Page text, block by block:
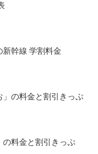
新幹線 学割料金
」の料金と割引きっぷ
の料金と割引きっぷ